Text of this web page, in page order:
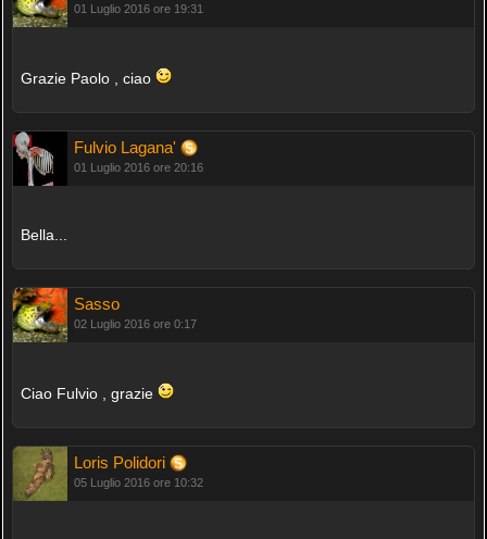
01 Luglio 2016 ore 19:31
Grazie Paolo , ciao
Fulvio Lagana'
01 Luglio 2016 ore 20:16
Bella...
Sasso
02 Luglio 2016 ore 0:17
Ciao Fulvio , grazie
Loris Polidori
05 Luglio 2016 ore 10:32